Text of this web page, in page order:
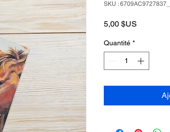
SKU :
5,00 $US
Quantité *